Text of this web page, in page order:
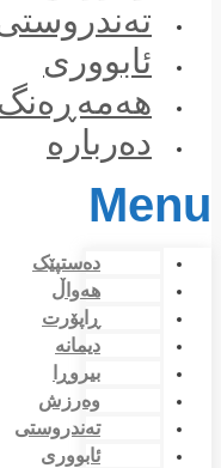
ئابووری
هەمەڕەنگ
دەربارە
Menu
دەستپێک
هەواڵ
ڕاپۆرت
دیمانە
بیروڕا
وەرزش
تەندروستی
ئابووری